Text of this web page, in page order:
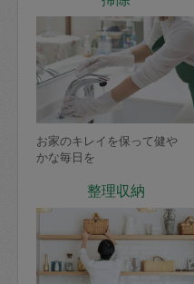
お家のキレイを保って健や
かな毎日を
整理収納